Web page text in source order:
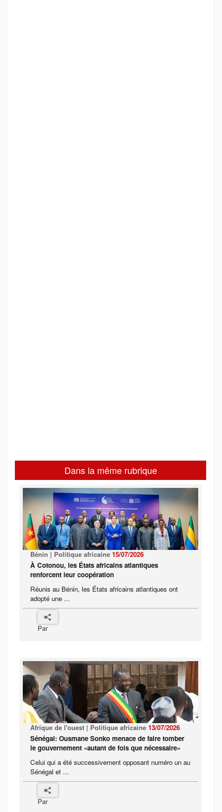
Dans la même rubrique
Bénin | Politique africaine 15/07/2026
À Cotonou, les États africains atlantiques
renforcent leur coopération
Réunis au Bénin, les États africains atlantiques ont
adopté une ...
Par
Afrique de l'ouest | Politique africaine 13/07/2026
Sénégal: Ousmane Sonko menace de faire tomber
le gouvernement «autant de fois que nécessaire»
Celui qui a été successivement opposant numéro un au
Sénégal et ...
Par